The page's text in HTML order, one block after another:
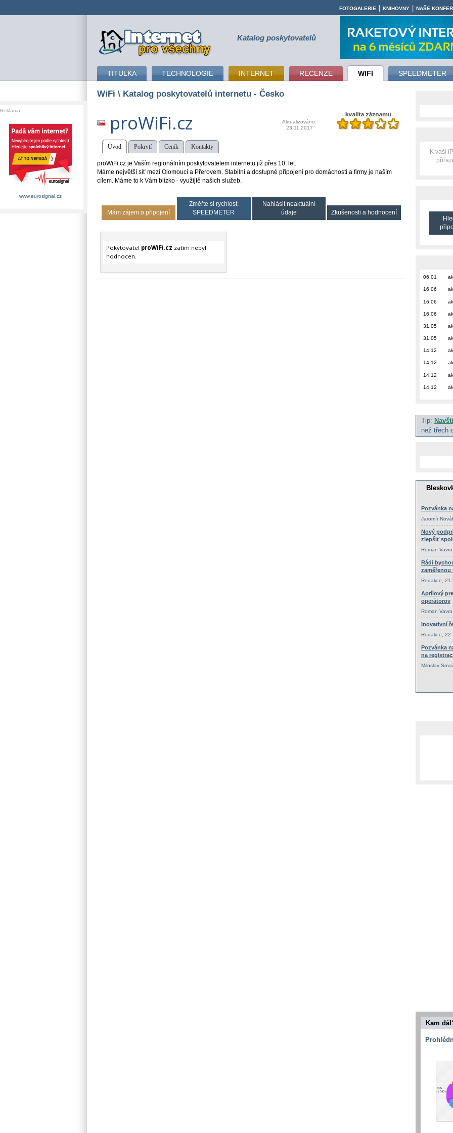
připojení k internetu Katalog poskytovatelů
TITULKA TECHNOLOGIE INTERNET RECENZE WIFI SPEEDMETER
FOTOGALERIE KNIHOVNY NAŠE
WiFi \ Katalog poskytovatelů internetu - Česko
proWiFi.cz
Aktualizováno:
23.11.2017
Úvod Pokrytí Ceník Kontakty
proWiFi.cz je Vaším regionálním poskytovatelem internetu již přes 10. let.
Máme největší síť mezi Olomoucí a Přerovem. Stabilní a dostupné připojení pro domácnosti a firmy je naším
cílem. Máme to k Vám blízko - využijtě našich služeb.
Mám zájem o připojení
Změřte si rychlost:
SPEEDMETER
Nahlásit neaktuální
údaje
Zkušenosti a hodnocení
Pokytovatel proWiFi.cz zatím nebyl
hodnocen.
K vaší
06.01
16.06
16.06
16.06
31.05
31.05
14.12
14.12
14.12
14.12
Tip:
než třech
Kam
Reklama:
www.eurosignal.cz